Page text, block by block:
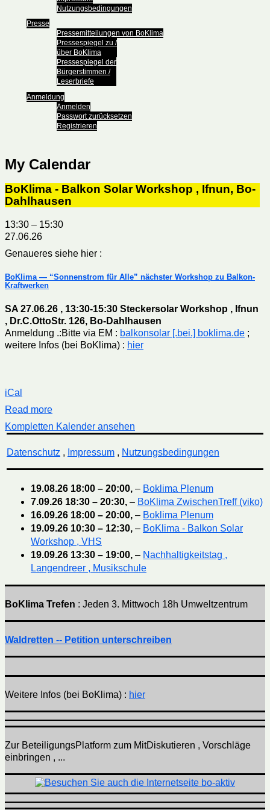
Nutzungsbedingungen
Presse
Pressemitteilungen von BoKlima
Pressespiegel zu /
über BoKlima
Pressespiegel der
Bürgerstimmen /
Leserbriefe
Anmeldung
Anmelden
Passwort zurücksetzen
Registrieren
My Calendar
BoKlima - Balkon Solar Workshop , Ifnun, Bo-
Dahlhausen
13:30 – 15:30
27.06.26
Genaueres siehe hier :
BoKlima — “Sonnenstrom für Alle” nächster Workshop zu Balkon-
Kraftwerken
SA 27.06.26 , 13:30-15:30 Steckersolar Workshop , Ifnun
, Dr.C.OttoStr. 126, Bo-Dahlhausen
Anmeldung .:Bitte via EM : balkonsolar [.bei.] boklima.de ;
weitere Infos (bei BoKlima) : hier
iCal
Read more
Kompletten Kalender ansehen
Datenschutz , Impressum, Nutzungsbedingungen
19.08.26 18:00 – 20:00, – Boklima Plenum
7.09.26 18:30 – 20:30, – BoKlima ZwischenTreff (viko)
16.09.26 18:00 – 20:00, – Boklima Plenum
19.09.26 10:30 – 12:30, – BoKlima - Balkon Solar
Workshop , VHS
19.09.26 13:30 – 19:00, – Nachhaltigkeitstag ,
Langendreer , Musikschule
BoKlima Trefen : Jeden 3. Mittwoch 18h Umweltzentrum
Waldretten -- Petition unterschreiben
Weitere Infos (bei BoKlima) : hier
Zur BeteiligungsPlatform zum MitDiskutieren , Vorschläge
einbringen , ...